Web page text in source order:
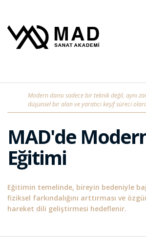
Modern dansı sadece bir teknik değil, aynı
düşünsel bir alan ve yaratıcı keşif süreci
MAD'de
Eğitimi
Eğitimin temelinde, bireyin bedeniyle
fiziksel farkındalığını arttırması ve
hareket dili geliştirmesi hedeflenir.